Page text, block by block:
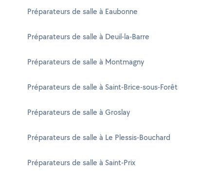
Préparateurs de salle à Eaubonne
Préparateurs de salle à Deuil-la-Barre
Préparateurs de salle à Montmagny
Préparateurs de salle à Saint-Brice-sous-Forêt
Préparateurs de salle à Groslay
Préparateurs de salle à Le Plessis-Bouchard
Préparateurs de salle à Saint-Prix